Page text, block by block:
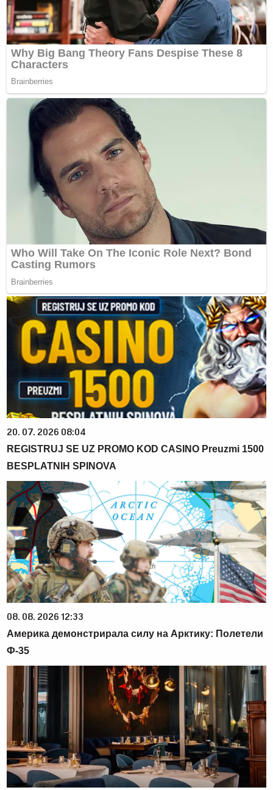
20. 07. 2026 08:04
REGISTRUJ SE UZ PROMO KOD CASINO Preuzmi 1500
BESPLATNIH SPINOVA
08. 08. 2026 12:33
Америка демонстрирала силу на Арктику: Полетели
Ф-35